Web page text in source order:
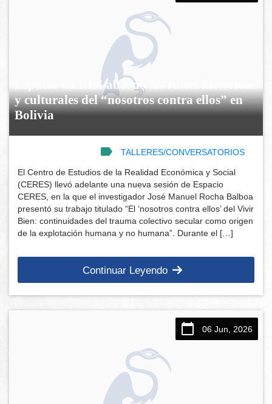
Espacio CERES abordó las raíces históricas
y culturales del “nosotros contra ellos” en
Bolivia
TALLERES/CONVERSATORIOS
El Centro de Estudios de la Realidad Económica y Social
(CERES) llevó adelante una nueva sesión de Espacio
CERES, en la que el investigador José Manuel Rocha Balboa
presentó su trabajo titulado “El ‘nosotros contra ellos’ del Vivir
Bien: continuidades del trauma colectivo secular como origen
de la explotación humana y no humana”. Durante el […]
Continuar Leyendo
06 Jun, 2026